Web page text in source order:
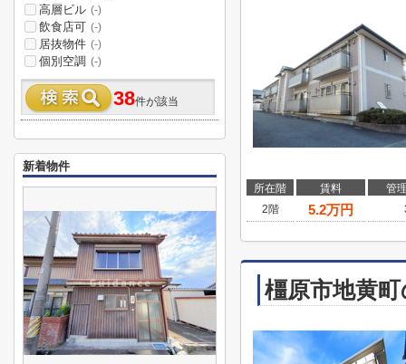
所在階 賃料
管
2階
5.2万円
橿原市地黄
高層ビル (-)
飲食店可 (-)
居抜物件 (-)
個別空調 (-)
38件が該当
新着物件